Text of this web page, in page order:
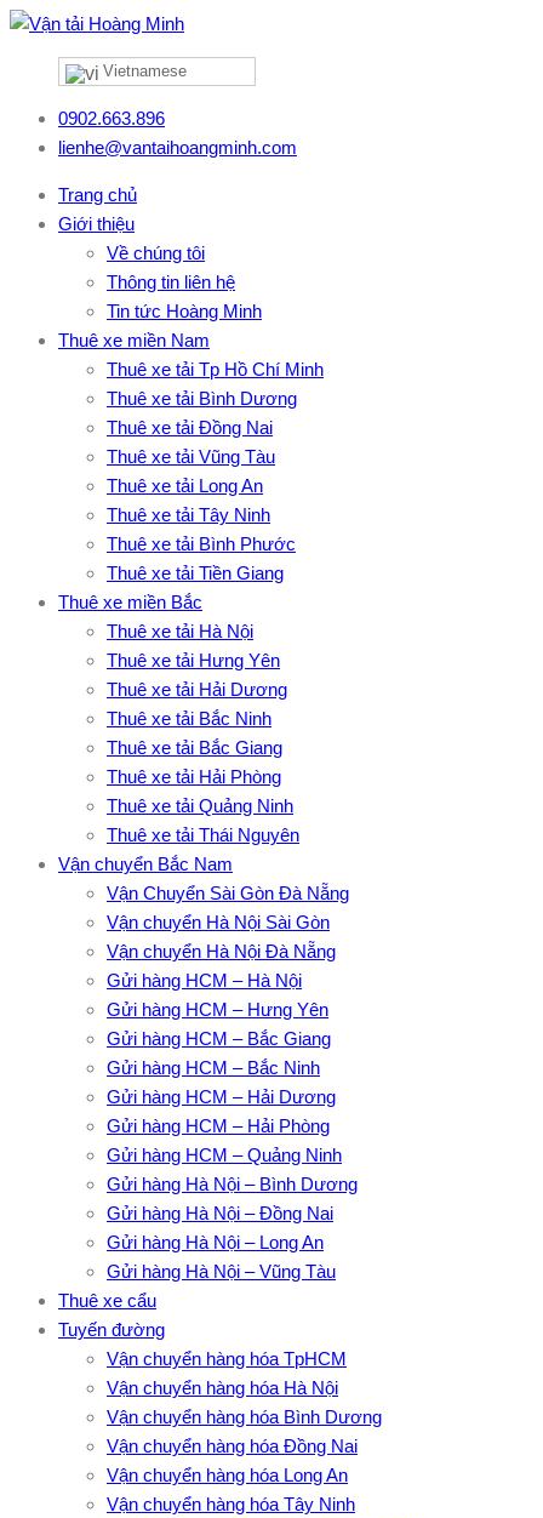
Vietnamese
0902.663.896
lienhe@vantaihoangminh.com
Trang chủ
Giới thiệu
Về chúng tôi
Thông tin liên hệ
Tin tức Hoàng Minh
Thuê xe miền Nam
Thuê xe tải Tp Hồ Chí Minh
Thuê xe tải Bình Dương
Thuê xe tải Đồng Nai
Thuê xe tải Vũng Tàu
Thuê xe tải Long An
Thuê xe tải Tây Ninh
Thuê xe tải Bình Phước
Thuê xe tải Tiền Giang
Thuê xe miền Bắc
Thuê xe tải Hà Nội
Thuê xe tải Hưng Yên
Thuê xe tải Hải Dương
Thuê xe tải Bắc Ninh
Thuê xe tải Bắc Giang
Thuê xe tải Hải Phòng
Thuê xe tải Quảng Ninh
Thuê xe tải Thái Nguyên
Vận chuyển Bắc Nam
Vận Chuyển Sài Gòn Đà Nẵng
Vận chuyển Hà Nội Sài Gòn
Vận chuyển Hà Nội Đà Nẵng
Gửi hàng HCM – Hà Nội
Gửi hàng HCM – Hưng Yên
Gửi hàng HCM – Bắc Giang
Gửi hàng HCM – Bắc Ninh
Gửi hàng HCM – Hải Dương
Gửi hàng HCM – Hải Phòng
Gửi hàng HCM – Quảng Ninh
Gửi hàng Hà Nội – Bình Dương
Gửi hàng Hà Nội – Đồng Nai
Gửi hàng Hà Nội – Long An
Gửi hàng Hà Nội – Vũng Tàu
Thuê xe cẩu
Tuyến đường
Vận chuyển hàng hóa TpHCM
Vận chuyển hàng hóa Hà Nội
Vận chuyển hàng hóa Bình Dương
Vận chuyển hàng hóa Đồng Nai
Vận chuyển hàng hóa Long An
Vận chuyển hàng hóa Tây Ninh